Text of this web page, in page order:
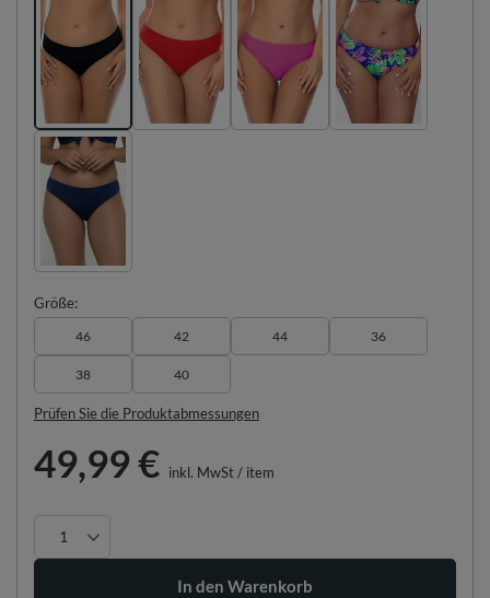
Größe
46 42 44 36
38 40
Prüfen Sie die Produktabmessungen
49,99 € inkl. MwSt/ item
In den Warenkorb